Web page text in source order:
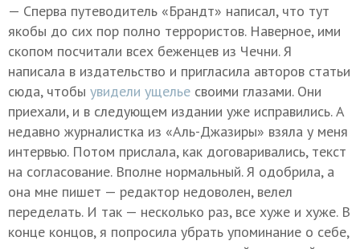
— Сперва путеводитель «Брандт» написал, что тут
якобы до сих пор полно террористов. Наверное, ими
скопом посчитали всех беженцев из Чечни. Я
написала в издательство и пригласила авторов статьи
сюда, чтобы увидели ущелье своими глазами. Они
приехали, и в следующем издании уже исправились. А
недавно журналистка из «Аль-Джазиры» взяла у меня
интервью. Потом прислала, как договаривались, текст
на согласование. Вполне нормальный. Я одобрила, а
она мне пишет — редактор недоволен, велел
переделать. И так — несколько раз, все хуже и хуже. В
конце концов, я попросила убрать упоминание о себе,